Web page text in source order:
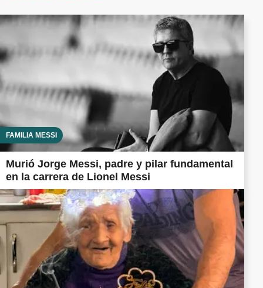
FAMILIA MESSI
Murió Jorge Messi, padre y pilar fundamental
en la carrera de Lionel Messi